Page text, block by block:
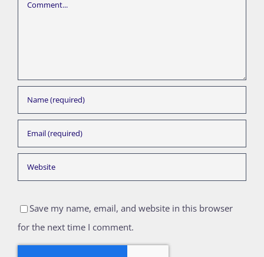
Save my name, email, and website in this browser
for the next time I comment.